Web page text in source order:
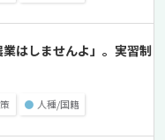
業はしませんよ」。実習制
● 人種/国籍